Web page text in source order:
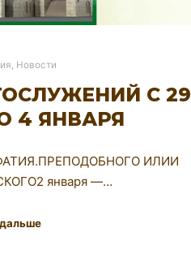
Новости
С 29
4 ЯНВАРЯ
ИЛИИ
января —…